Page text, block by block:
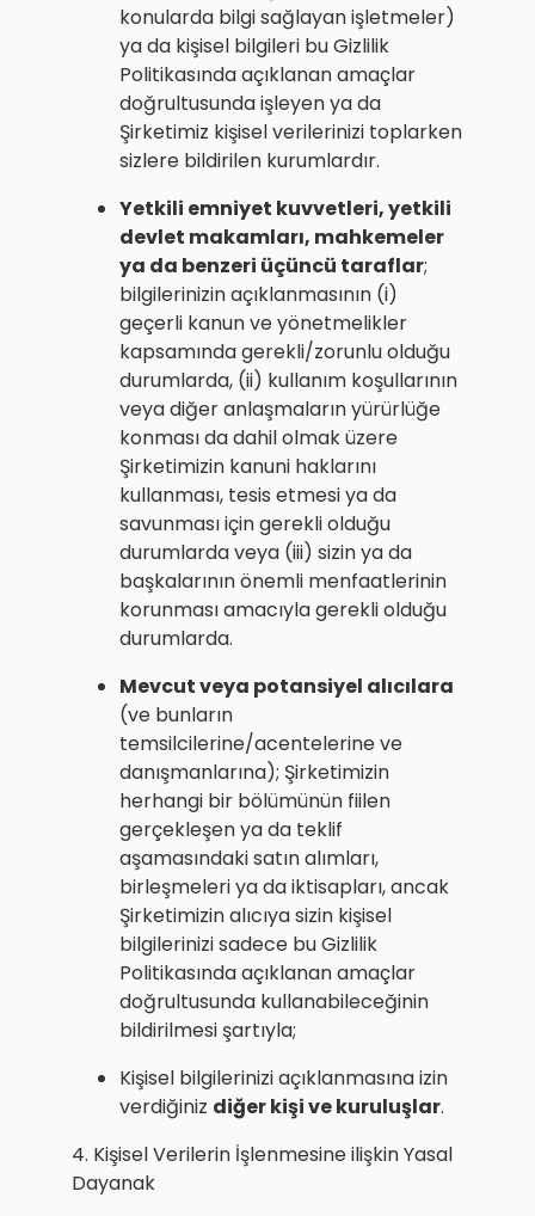
konularda bilgi sağlayan işletmeler)
ya da kişisel bilgileri bu Gizlilik
Politikasında açıklanan amaçlar
doğrultusunda işleyen ya da
Şirketimiz kişisel verilerinizi toplarken
sizlere bildirilen kurumlardır.
Yetkili emniyet kuvvetleri, yetkili
devlet makamları, mahkemeler
ya da benzeri üçüncü taraflar;
bilgilerinizin açıklanmasının (i)
geçerli kanun ve yönetmelikler
kapsamında gerekli/zorunlu olduğu
durumlarda, (ii) kullanım koşullarının
veya diğer anlaşmaların yürürlüğe
konması da dahil olmak üzere
Şirketimizin kanuni haklarını
kullanması, tesis etmesi ya da
savunması için gerekli olduğu
durumlarda veya (iii) sizin ya da
başkalarının önemli menfaatlerinin
korunması amacıyla gerekli olduğu
durumlarda.
Mevcut veya potansiyel alıcılara
(ve bunların
temsilcilerine/acentelerine ve
danışmanlarına); Şirketimizin
herhangi bir bölümünün fiilen
gerçekleşen ya da teklif
aşamasındaki satın alımları,
birleşmeleri ya da iktisapları, ancak
Şirketimizin alıcıya sizin kişisel
bilgilerinizi sadece bu Gizlilik
Politikasında açıklanan amaçlar
doğrultusunda kullanabileceğinin
bildirilmesi şartıyla;
Kişisel bilgilerinizi açıklanmasına izin
verdiğiniz diğer kişi ve kuruluşlar.
4. Kişisel Verilerin İşlenmesine ilişkin Yasal
Dayanak